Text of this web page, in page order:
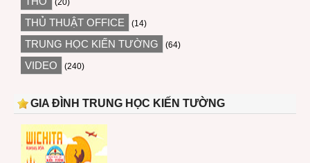
(20)
THỦ THUẬT OFFICE (14)
TRUNG HỌC KIẾN TƯỜNG (64)
VIDEO (240)
GIA ĐÌNH TRUNG HỌC KIẾN TƯỜNG